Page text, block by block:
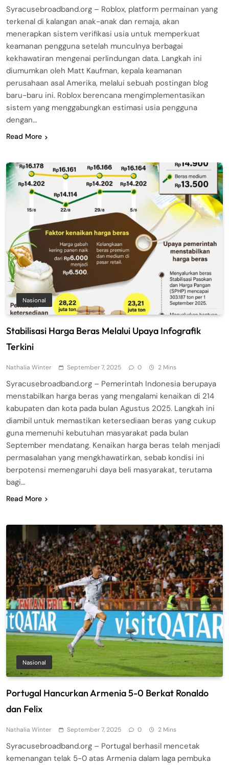
Syracusebroadband.org – Roblox, platform permainan yang
terkenal di kalangan anak-anak dan remaja, akan
menerapkan sistem verifikasi usia untuk memperkuat
keamanan pengguna setelah munculnya berbagai
kekhawatiran mengenai perlindungan data. Langkah ini
diumumkan oleh Matt Kaufman, kepala keamanan
perusahaan asal Amerika, melalui sebuah postingan blog
baru-baru ini. Roblox berencana mengimplementasikan
sistem yang menggabungkan estimasi usia pengguna
dengan…
Read More
Nasional
Stabilisasi Harga Beras Melalui Upaya Infografik
Terkini
Nathalia Winter September 7, 2025 0 2 Mins
Syracusebroadband.org – Pemerintah Indonesia berupaya
menstabilkan harga beras yang mengalami kenaikan di 214
kabupaten dan kota pada bulan Agustus 2025. Langkah ini
diambil untuk memastikan ketersediaan beras yang cukup
guna memenuhi kebutuhan masyarakat pada bulan
September mendatang. Kenaikan harga beras telah menjadi
permasalahan yang mengkhawatirkan, sebab kondisi ini
berpotensi memengaruhi daya beli masyarakat, terutama
bagi…
Read More
Nasional
Portugal Hancurkan Armenia 5-0 Berkat Ronaldo
dan Felix
Nathalia Winter September 7, 2025 0 2 Mins
Syracusebroadband.org – Portugal berhasil mencetak
kemenangan telak 5-0 atas Armenia dalam laga pembuka